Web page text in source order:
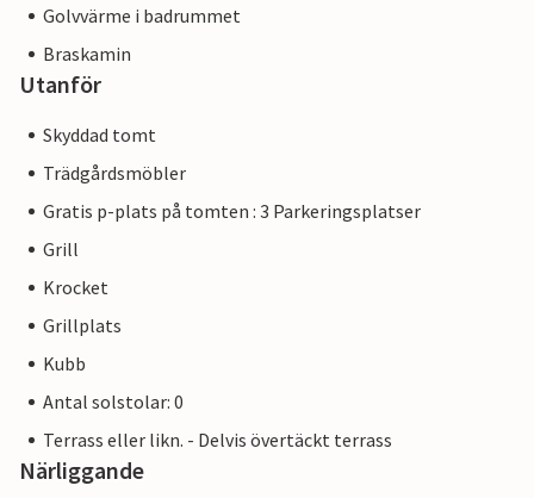
Golvvärme i badrummet
Braskamin
Utanför
Skyddad tomt
Trädgårdsmöbler
Gratis p-plats på tomten : 3 Parkeringsplatser
Grill
Krocket
Grillplats
Kubb
Antal solstolar: 0
Terrass eller likn. - Delvis övertäckt terrass
Närliggande